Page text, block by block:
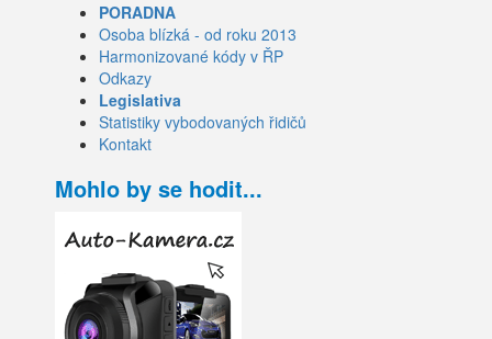
PORADNA
Osoba blízká - od roku 2013
Harmonizované kódy v ŘP
Odkazy
Legislativa
Statistiky vybodovaných řidičů
Kontakt
Mohlo by se hodit...